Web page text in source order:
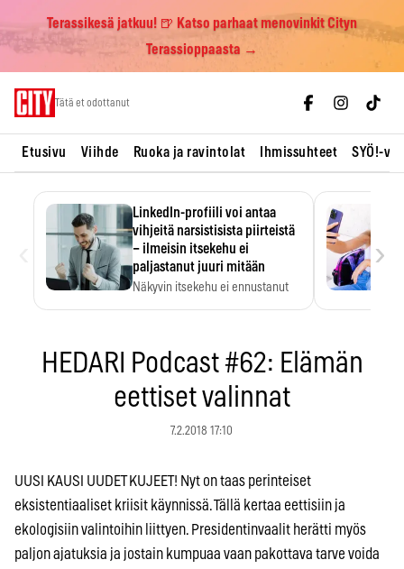
Terassikesä jatkuu! 🍺 Katso parhaat menovinkit Cityn
Terassioppaasta →
Tätä et odottanut
Etusivu Viihde Ruoka ja ravintolat Ihmissuhteet SYÖ!-
LinkedIn-profiili voi antaa
vihjeitä narsistisista piirteistä
– ilmeisin itsekehu ei
paljastanut juuri mitään
Näkyvin itsekehu ei ennustanut
›
HEDARI Podcast #62: Elämän
eettiset valinnat
7.2.2018 17:10
UUSI KAUSI UUDET KUJEET! Nyt on taas perinteiset
eksistentiaaliset kriisit käynnissä. Tällä kertaa eettisiin ja
ekologisiin valintoihin liittyen. Presidentinvaalit herätti myös
paljon ajatuksia ja jostain kumpuaa vaan pakottava tarve voida